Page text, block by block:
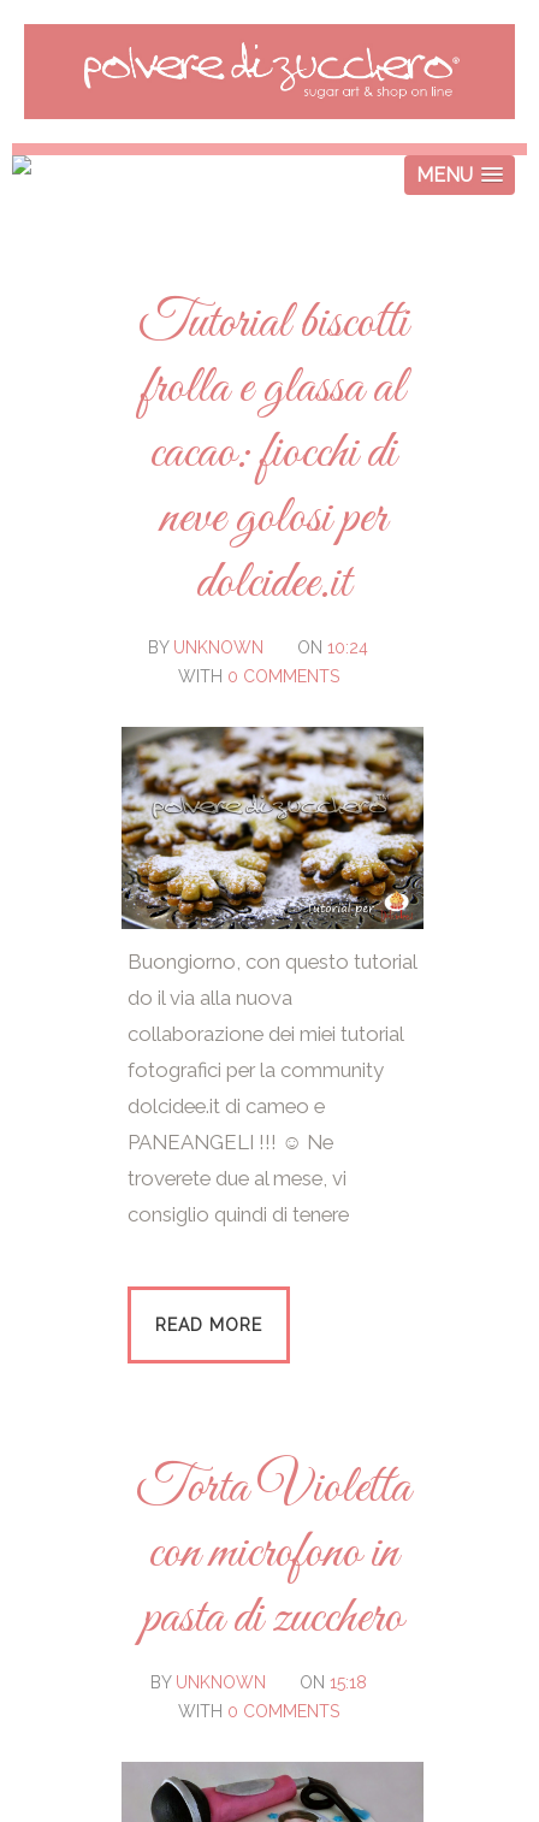
MENU
Tutorial biscotti
frolla e glassa al
cacao: fiocchi di
neve golosi per
dolcidee.it
BY UNKNOWN ON 10:24
WITH 0 COMMENTS
Buongiorno, con questo tutorial
do il via alla nuova
collaborazione dei miei tutorial
fotografici per la community
dolcidee.it di cameo e
PANEANGELI !!! ☺ Ne
troverete due al mese, vi
consiglio quindi di tenere
READ MORE
Torta Violetta
con microfono in
pasta di zucchero
BY UNKNOWN ON 15:18
WITH 0 COMMENTS